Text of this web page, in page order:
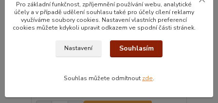
Wenge srdce střední
Pro základní funkčnost, zpříjemnění používání webu, analytické
účely a v případě udělení souhlasu také pro účely cílení reklamy
využíváme soubory cookies. Nastavení vlastních preferencí
cookies můžete kdykoli upravit odkazem ve spodní části stránek.
Nastavení Souhlasím
Souhlas můžete odmítnout zde.